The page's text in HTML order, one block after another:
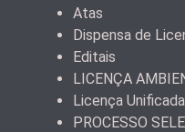
Atas
Dispensa de
Editais
LICENÇA
Licença Unificada
PROCESSO